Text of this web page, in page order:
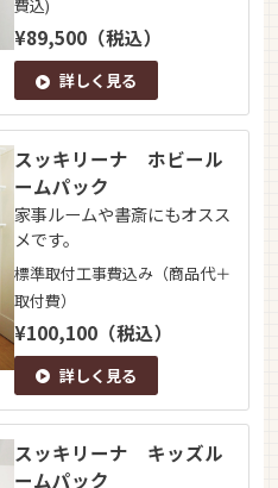
費込)
¥89,500（税込）
詳しく見る
スッキリーナ ホビール
ームパック
家事ルームや書斎にもオスス
メです。
標準取付工事費込み（商品代＋
取付費）
¥100,100（税込）
詳しく見る
スッキリーナ キッズル
ームパック